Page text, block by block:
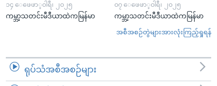
၁၄ ေဖေဖာ္၀ါရီ၊ ၂၀၂၅
ကမ္ဘာ့သတင်းမီဒီယာထဲကမြန်မာ
၀၇ ေဖေဖာ္၀ါရီ၊ ၂၀၂၅
ကမ္ဘာ့သတင်းမီဒီယာထဲကမြန်မာ
အစီအစဉ်တွဲများအားလုံးကြည့်ရှုရန်
ရုပ်သံအစီအစဉ်များ